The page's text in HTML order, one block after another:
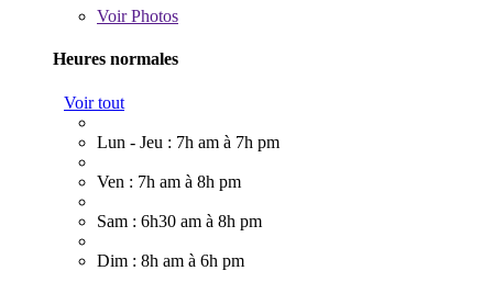
VoirPhotos
Heures normales
Voir tout
Lun - Jeu : 7h am à 7h pm
Ven : 7h am à 8h pm
Sam : 6h30 am à 8h pm
Dim : 8h am à 6h pm